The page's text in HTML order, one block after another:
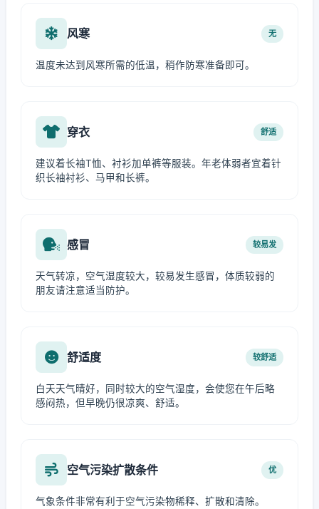
风寒 无
温度未达到风寒所需的低温，稍作防寒准备即可。
穿衣 舒适
建议着长袖T恤、衬衫加单裤等服装。年老体弱者宜着针
织长袖衬衫、马甲和长裤。
感冒 较易发
天气转凉，空气湿度较大，较易发生感冒，体质较弱的
朋友请注意适当防护。
舒适度 较舒适
白天天气晴好，同时较大的空气湿度，会使您在午后略
感闷热，但早晚仍很凉爽、舒适。
空气污染扩散条件 优
气象条件非常有利于空气污染物稀释、扩散和清除。